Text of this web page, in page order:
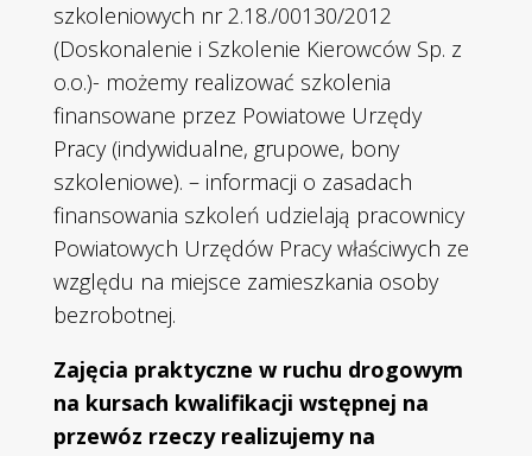
szkoleniowych nr 2.18./00130/2012
(Doskonalenie i Szkolenie Kierowców Sp. z
o.o.)- możemy realizować szkolenia
finansowane przez Powiatowe Urzędy
Pracy (indywidualne, grupowe, bony
szkoleniowe). – informacji o zasadach
finansowania szkoleń udzielają pracownicy
Powiatowych Urzędów Pracy właściwych ze
względu na miejsce zamieszkania osoby
bezrobotnej.
Zajęcia praktyczne w ruchu drogowym
na kursach kwalifikacji wstępnej na
przewóz rzeczy realizujemy na